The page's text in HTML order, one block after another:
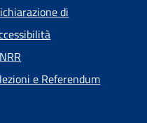
di
e Referendum